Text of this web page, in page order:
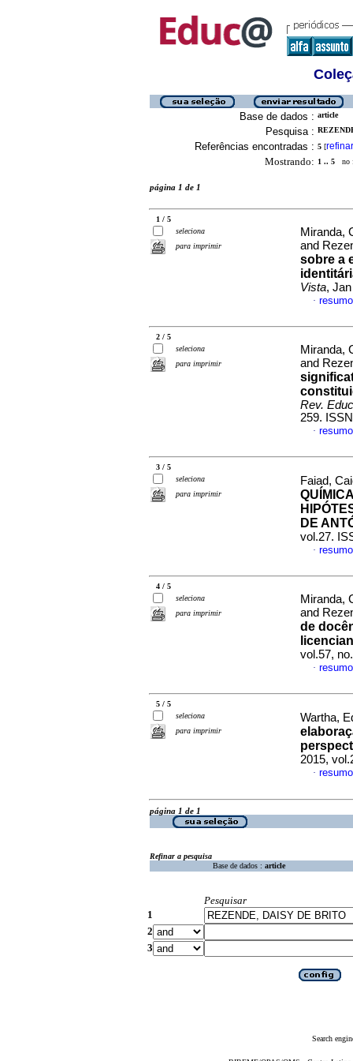
Base de dados : article
Pesquisa :
Referências encontradas : 5 [refinar
Mostrando: 1 .. 5 no
página 1 de 1
1 / 5
seleciona
para imprimir
Miranda,
and
sobre a
Vista,
·
2 / 5
seleciona
para imprimir
Miranda,
and
Rev.
259.
·
3 / 5
seleciona
para imprimir
Faiad,
DE
vol.27.
·
4 / 5
seleciona
para imprimir
Miranda,
and
de
vol.57,
·
5 / 5
seleciona
para imprimir
Wartha,
2015,
·
página 1 de 1
Refinar a pesquisa
Base de dados : article
Pesquisar
1
2
3
Search